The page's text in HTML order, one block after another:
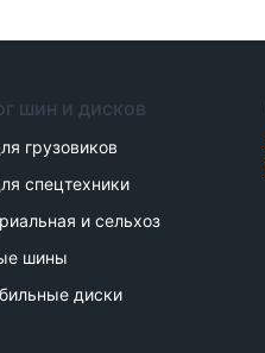
шин и дисков
грузовиков
спецтехники
и сельхоз
шины
диски